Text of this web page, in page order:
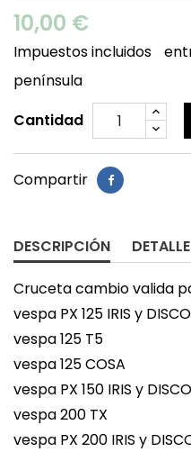
10,00 €
Impuestos incluidos
península
Cantidad
Compartir
DESCRIPCIÓN
Cruceta cambio valida
vespa PX 125 IRIS y DISCO
vespa 125 T5
vespa 125 COSA
vespa PX 150 IRIS y DISCO
vespa 200 TX
vespa PX 200 IRIS y